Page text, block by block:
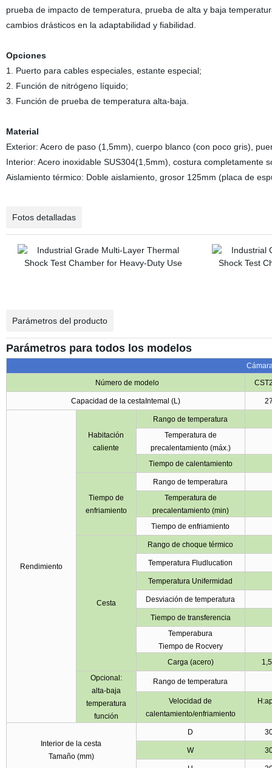
prueba de impacto de temperatura, prueba de alta y baja
cambios drásticos en la adaptabilidad y fiabilidad.
Opciones
1. Puerto para cables especiales, estante especial;
2. Función de nitrógeno líquido;
3. Función de prueba de temperatura alta-baja.
Material
Exterior: Acero de paso (1,5mm), cuerpo blanco (con poco gris),
Interior: Acero inoxidable SUS304(1,5mm), costura completamente
Aislamiento térmico: Doble aislamiento, grosor 125mm (placa de
Fotos detalladas
Parámetros del producto
Parámetros para todos los modelos
Número de modelo
Capacidad de la cestaIntemal (L)
Rendimiento
Habitación
caliente
Rango de temperatura
Temperatura de
precalentamiento (máx.)
Tiempo de calentamiento
Tiempo de
enfriamiento
Rango de temperatura
Temperatura de
precalentamiento (min)
Tiempo de enfriamiento
Cesta
Rango de choque térmico
Temperatura Fludlucation
Temperatura Unifermidad
Desviación de temperatura
Tiempo de transferencia
Temperabura
Tiempo de Rocvery
Carga (acero)
Opcional:
alta-baja
temperatura
función
Rango de temperatura
Velocidad de
calentamiento/enfriamiento
Interior de la cesta
Tamaño (mm)
D
W